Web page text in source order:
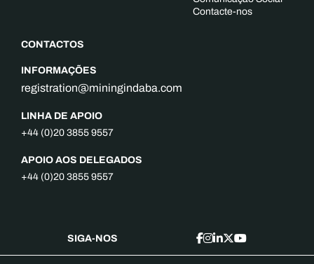
CONTACTOS
INFORMAÇÕES
registration@miningindaba.com
LINHA DE APOIO
+44 (0)20 3855 9557
APOIO AOS DELEGADOS
+44 (0)20 3855 9557
Contacte-nos
SIGA-NOS